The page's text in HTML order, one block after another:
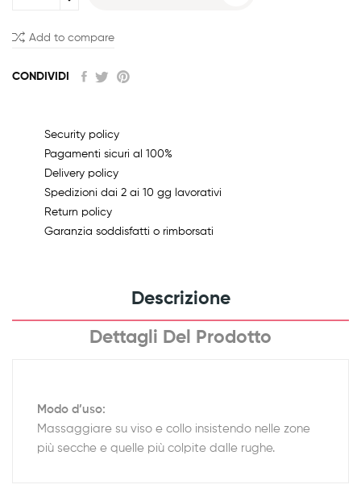
Add to compare
CONDIVIDI
Security policy
Pagamenti sicuri al 100%
Delivery policy
Spedizioni dai 2 ai 10 gg lavorativi
Return policy
Garanzia soddisfatti o rimborsati
Descrizione
Dettagli Del Prodotto
Modo d’uso:
Massaggiare su viso e collo insistendo nelle zone
più secche e quelle più colpite dalle rughe.